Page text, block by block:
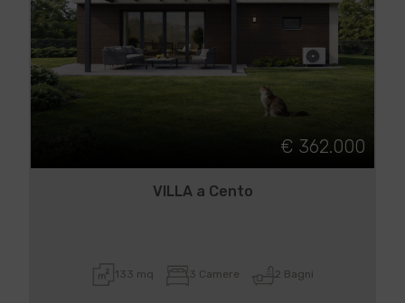
€ 362.000
VILLA a Cento
133 mq 3 Camere 2 Bagni